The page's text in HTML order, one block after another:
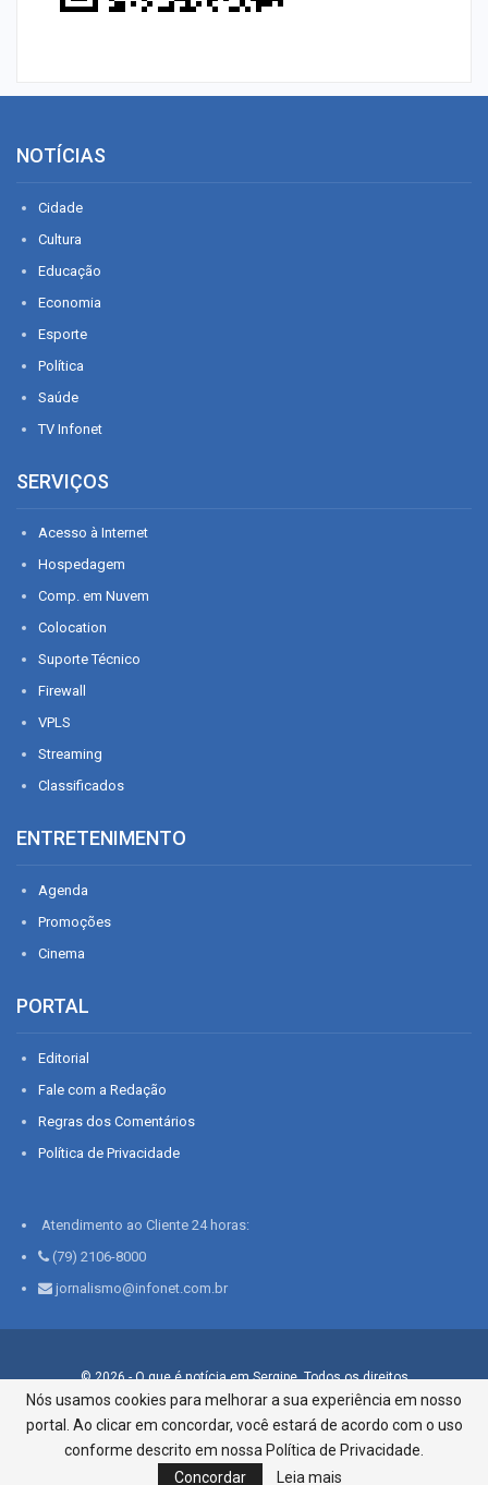
NOTÍCIAS
Cidade
Cultura
Educação
Economia
Esporte
Política
Saúde
TV Infonet
SERVIÇOS
Acesso à Internet
Hospedagem
Comp. em Nuvem
Colocation
Suporte Técnico
Firewall
VPLS
Streaming
Classificados
ENTRETENIMENTO
Agenda
Promoções
Cinema
PORTAL
Editorial
Fale com a Redação
Regras dos Comentários
Política de Privacidade
Atendimento ao Cliente 24 horas:
(79) 2106-8000
jornalismo@infonet.com.br
© 2026 - O que é notícia em Sergipe. Todos os direitos
reservados.
Infonet - Rua Monsenhor Silveira 276, Bairro São José |
Aracaju-SE, CEP 49015-030, Fone: 79.2106.8000 - CI Centro de
Informações LTDA
Nós usamos cookies para melhorar a sua experiência em nosso
portal. Ao clicar em concordar, você estará de acordo com o uso
conforme descrito em nossa Política de Privacidade.
Concordar
Leia mais